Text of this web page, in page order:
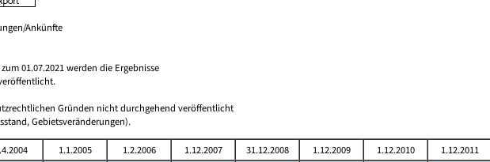
Ankünfte
01.07.2021 werden die Ergebnisse
Gründen nicht durchgehend veröffentlicht
Gebietsveränderungen).
1.1.2005 1.2.2006 1.12.2007 31.12.2008 1.12.2009 1.12.2010 1.12.2011